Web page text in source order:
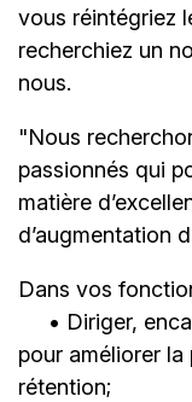
vous réintégriez
recherchiez un
nous.
"Nous
passionnés qui
matière
d’augmentation
Dans vos
• Diriger,
pour améliorer la
rétention;